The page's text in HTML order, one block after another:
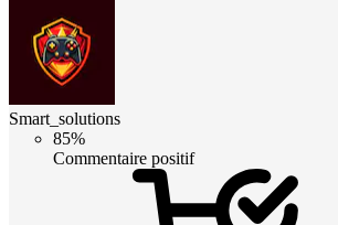
Smart_solutions
85%
Commentaire positif